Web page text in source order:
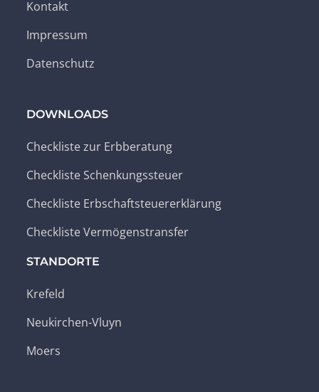
Kontakt
Impressum
Datenschutz
DOWNLOADS
Checkliste zur Erbberatung
Checkliste Schenkungssteuer
Checkliste Erbschaftsteuererklärung
Checkliste Vermögenstransfer
STANDORTE
Krefeld
Neukirchen-Vluyn
Moers